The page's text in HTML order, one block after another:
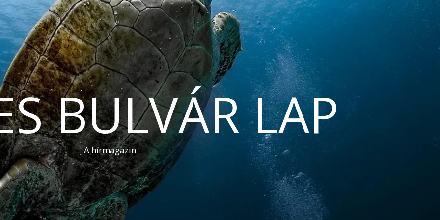
BULVÁR LAP
A hírmagazin